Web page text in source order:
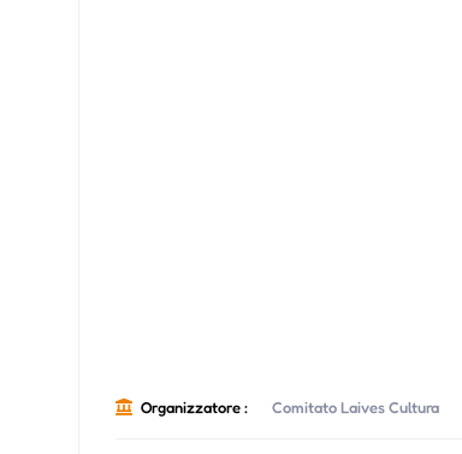
Organizzatore : Comitato Laives Cultura